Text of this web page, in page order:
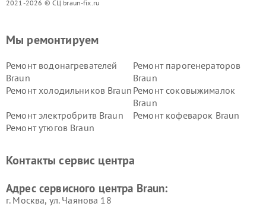
2021-2026 © СЦ braun-fix.ru
Мы ремонтируем
Ремонт водонагревателей
Braun
Ремонт парогенераторов
Braun
Ремонт холодильников Braun Ремонт соковыжималок
Braun
Ремонт электробритв Braun
Ремонт кофеварок Braun
Ремонт утюгов Braun
Контакты сервис центра
Адрес сервисного центра Braun:
г. Москва, ул. Чаянова 18